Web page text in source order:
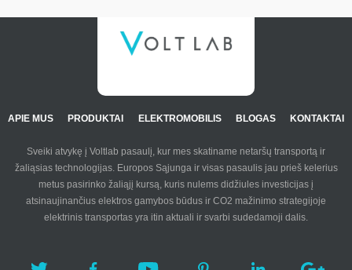
APIE MUS PRODUKTAI ELEKTROMOBILIS BLOGAS KONTAKTAI
Sveiki atvykę į Voltlab pasaulį, kur mes skatiname netaršų transportą ir
žaliąsias technologijas. Europos Sąjunga ir visas pasaulis jau prieš kelerius
metus pasirinko žaliąjį kursą, kuris nulems didžiules investicijas į
atsinaujinančius elektros gamybos būdus ir CO2 mažinimo strategijoje
elektrinis transportas yra itin aktuali ir svarbi sudedamoji dalis.